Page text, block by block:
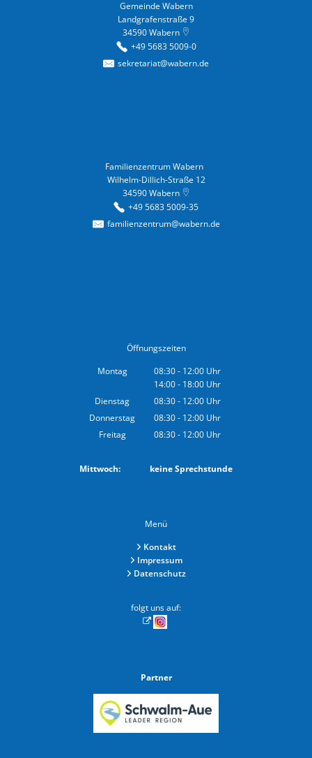
Gemeinde Wabern
Landgrafenstraße 9
34590 Wabern
+49 5683 5009-0
sekretariat@wabern.de
Familienzentrum Wabern
Wilhelm-Dillich-Straße 12
34590 Wabern
+49 5683 5009-35
familienzentrum@wabern.de
Öffnungszeiten
Montag
08:30- 12:00 Uhr
Von 08:30 bis 12:00 Uhr
14:00- 18:00 Uhr
Von 14:00 bis 18:00 Uhr
Dienstag 08:30- 12:00 Uhr
Von 08:30 bis 12:00 Uhr
Donnerstag 08:30- 12:00 Uhr
Von 08:30 bis 12:00 Uhr
Freitag 08:30- 12:00 Uhr
Mittwoch: keine Sprechstunde
Menü
Kontakt
Impressum
Datenschutz
folgt uns auf:
Partner